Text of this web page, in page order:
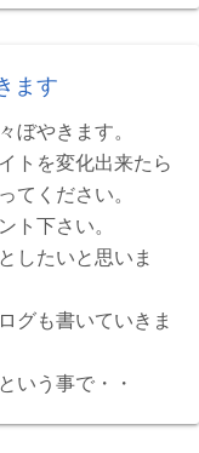
ます
ぼやきます。
トを変化出来たら
てください。
ト下さい。
したいと思いま
グも書いていきま
いう事で・・